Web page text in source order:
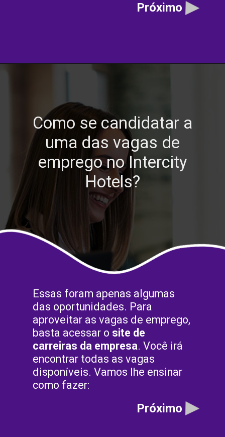
Próximo
Essas foram apenas algumas
das oportunidades. Para
aproveitar as vagas de emprego,
basta acessar o site de
carreiras da empresa. Você irá
encontrar todas as vagas
disponíveis. Vamos lhe ensinar
como fazer:
Como se candidatar a
uma das vagas de
emprego no Intercity
Hotels?
Próximo